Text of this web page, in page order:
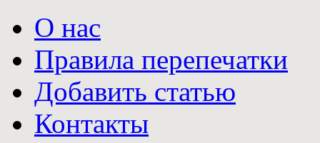
О нас
Правила перепечатки
Добавить статью
Контакты